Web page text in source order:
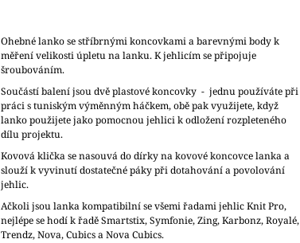
Ohebné lanko se stříbrnými koncovkami a barevnými body k
měření velikosti úpletu na lanku. K jehlicím se připojuje
šroubováním.
Součástí balení jsou dvě plastové koncovky - jednu používáte při
práci s tuniským výměnným háčkem, obě pak využijete, když
lanko použijete jako pomocnou jehlici k odložení rozpleteného
dílu projektu.
Kovová klička se nasouvá do dírky na kovové koncovce lanka a
slouží k vyvinutí dostatečné páky při dotahování a povolování
jehlic.
Ačkoli jsou lanka kompatibilní se všemi řadami jehlic Knit Pro,
nejlépe se hodí k řadě Smartstix, Symfonie, Zing, Karbonz, Royalé,
Trendz, Nova, Cubics a Nova Cubics.